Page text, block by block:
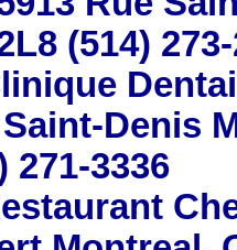
(514)
Denis
271-3336